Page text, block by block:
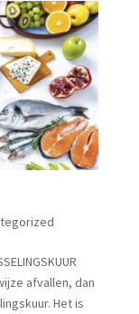
afvallen, dan
Het is